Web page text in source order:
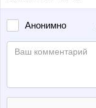
Анонимно